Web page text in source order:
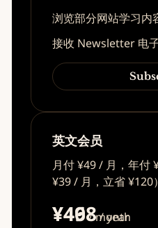
浏览部分网站学习内
接收 Newsletter 电
英文会员
月付 ¥49 / 月，年付
¥39 / 月，立省 ¥120）
¥49/ month
¥468/ year